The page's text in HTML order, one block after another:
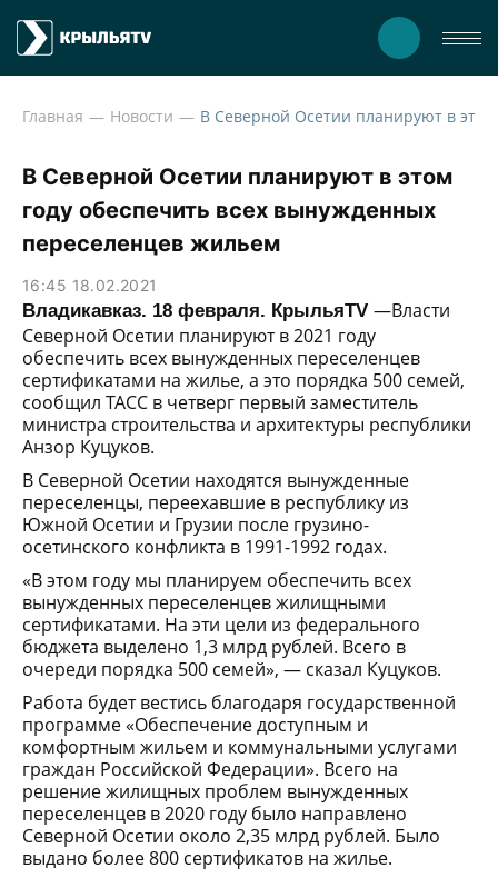
Главная Новости
В Северной Осетии планируют в этом
году обеспечить всех вынужденных
переселенцев жильем
16:45 18.02.2021
Владикавказ. 18 февраля. КрыльяTV —Власти
Северной Осетии планируют в 2021 году
обеспечить всех вынужденных переселенцев
сертификатами на жилье, а это порядка 500 семей,
сообщил ТАСС в четверг первый заместитель
министра строительства и архитектуры республики
Анзор Куцуков.
В Северной Осетии находятся вынужденные
переселенцы, переехавшие в республику из
Южной Осетии и Грузии после грузино-
осетинского конфликта в 1991-1992 годах.
«В этом году мы планируем обеспечить всех
вынужденных переселенцев жилищными
сертификатами. На эти цели из федерального
бюджета выделено 1,3 млрд рублей. Всего в
очереди порядка 500 семей», — сказал Куцуков.
Работа будет вестись благодаря государственной
программе «Обеспечение доступным и
комфортным жильем и коммунальными услугами
граждан Российской Федерации». Всего на
решение жилищных проблем вынужденных
переселенцев в 2020 году было направлено
Северной Осетии около 2,35 млрд рублей. Было
выдано более 800 сертификатов на жилье.